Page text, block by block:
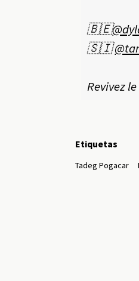
🇧🇪
🇸🇮
Revivez
Etiquetas
Tadeg Pogacar